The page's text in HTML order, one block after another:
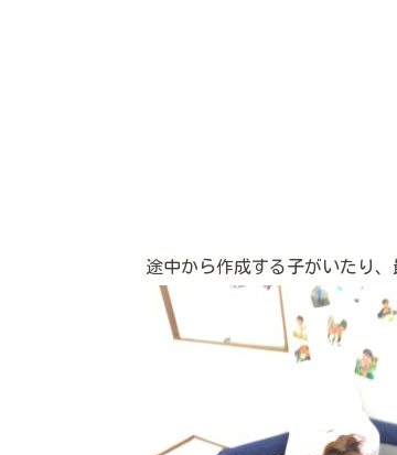
途中から作成する子がいたり